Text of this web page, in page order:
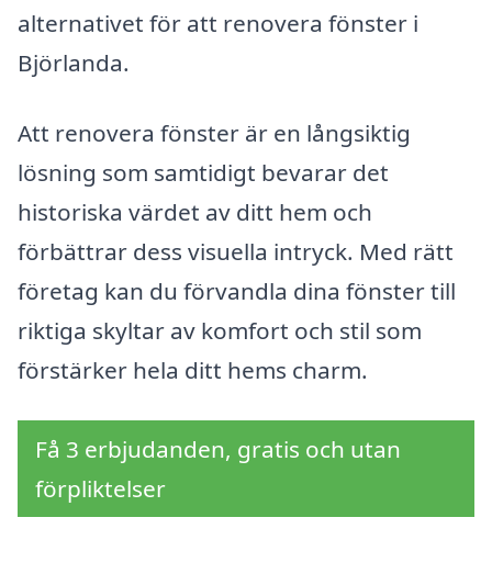
alternativet för att renovera fönster i
Björlanda.
Att renovera fönster är en långsiktig
lösning som samtidigt bevarar det
historiska värdet av ditt hem och
förbättrar dess visuella intryck. Med rätt
företag kan du förvandla dina fönster till
riktiga skyltar av komfort och stil som
förstärker hela ditt hems charm.
Få 3 erbjudanden, gratis och utan
förpliktelser